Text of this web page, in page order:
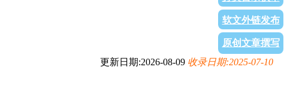
软文外链发布
原创文章撰写
更新日期:2026-08-09 收录日期:2025-07-10